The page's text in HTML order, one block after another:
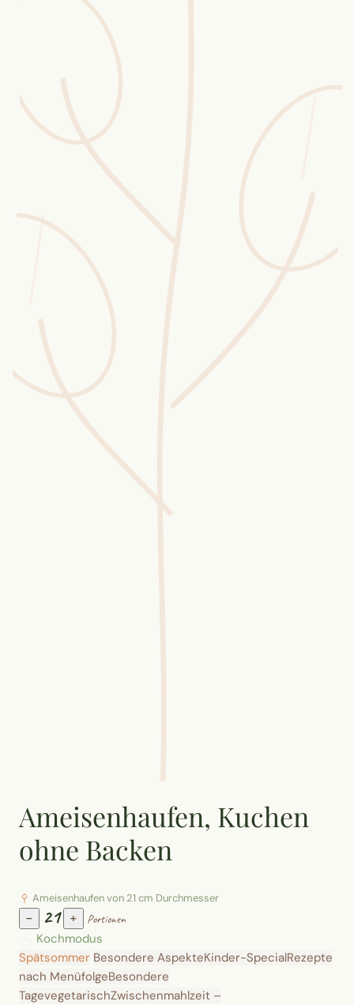
Blüten-Finder
Phänologie-Radar
Vogelstimmen
Gartenplaner
Düngeberater
Challenges
Wusstest du?
Sammlungen
Selber machen
Glossar
Ameisenhaufen, Kuchen
ohne Backen
Ameisenhaufen von 21 cm Durchmesser
− 21 + Portionen
Kochmodus
Spätsommer Besondere AspekteKinder-SpecialRezepte
nach MenüfolgeBesondere
TagevegetarischZwischenmahlzeit –